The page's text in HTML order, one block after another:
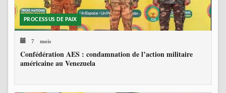
PROCESSUS DE PAIX
7 mois
Confédération AES : condamnation de l’action militaire
américaine au Venezuela